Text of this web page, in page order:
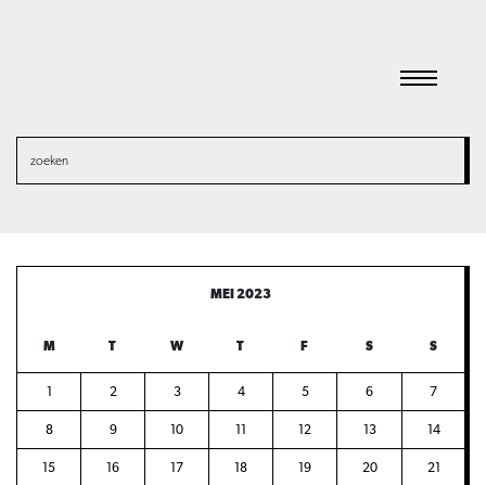
MEI 2023
M T W T F S S
1 2 3 4 5 6 7
8 9 10 11 12 13 14
15 16 17 18 19 20 21